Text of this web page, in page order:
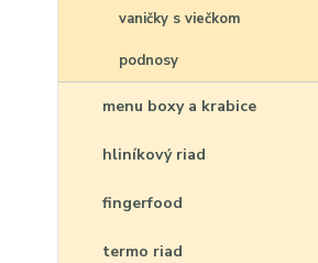
vaničky s viečkom
podnosy
menu boxy a krabice
hliníkový riad
fingerfood
termo riad